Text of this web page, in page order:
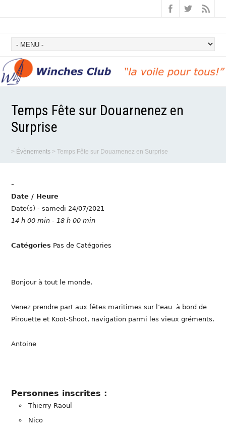
Temps Fête sur Douarnenez en
Surprise
> Évènements >Temps Fête sur Douarnenez en Surprise
-
Date / Heure
Date(s) - samedi 24/07/2021
14 h 00 min - 18 h 00 min
Catégories Pas de Catégories
Bonjour à tout le monde,
Venez prendre part aux fêtes maritimes sur l’eau à bord de
Pirouette et Koot-Shoot, navigation parmi les vieux gréments.
Antoine
Personnes inscrites :
Thierry Raoul
Nico